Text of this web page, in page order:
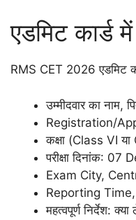
एडमिट कार्ड
RMS CET 2026 एडमिट
उम्मीदवार का नाम,
Registration/
कक्षा (Class VI
परीक्षा दिनांक:
Exam City,
Reporting Time,
महत्वपूर्ण निर्देश: